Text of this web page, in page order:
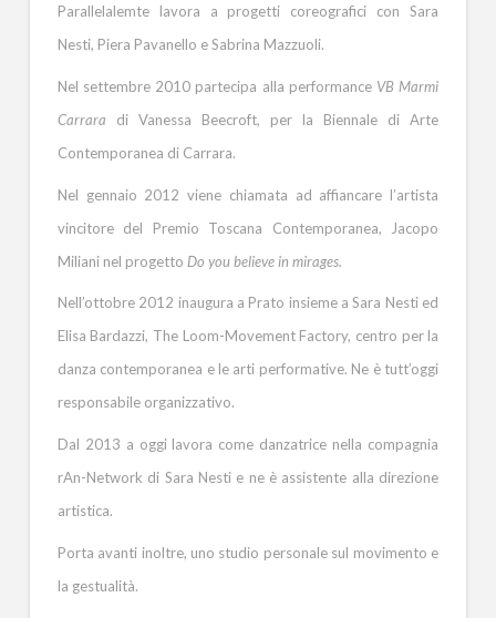
Parallelalemte lavora a progetti coreografici con Sara
Nesti, Piera Pavanello e Sabrina Mazzuoli.
Nel settembre 2010 partecipa alla performance VB Marmi
Carrara di Vanessa Beecroft, per la Biennale di Arte
Contemporanea di Carrara.
Nel gennaio 2012 viene chiamata ad affiancare l’artista
vincitore del Premio Toscana Contemporanea, Jacopo
Miliani nel progetto Do you believe in mirages.
Nell’ottobre 2012 inaugura a Prato insieme a Sara Nesti ed
Elisa Bardazzi, The Loom-Movement Factory, centro per la
danza contemporanea e le arti performative. Ne è tutt’oggi
responsabile organizzativo.
Dal 2013 a oggi lavora come danzatrice nella compagnia
rAn-Network di Sara Nesti e ne è assistente alla direzione
artistica.
Porta avanti inoltre, uno studio personale sul movimento e
la gestualità.